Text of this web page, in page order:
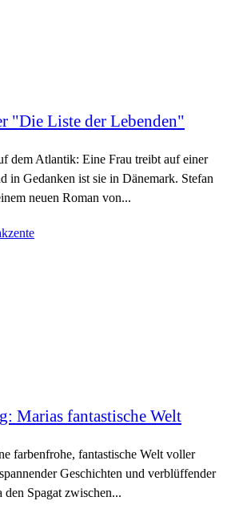
"Die Liste der Lebenden"
dem Atlantik: Eine Frau treibt auf einer
in Gedanken ist sie in Dänemark. Stefan
neuen Roman von...
Marias fantastische Welt
farbenfrohe, fantastische Welt voller
Geschichten und verblüffender
Spagat zwischen...